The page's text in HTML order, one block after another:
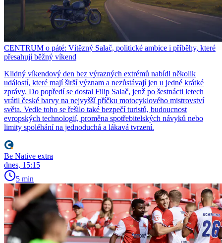
CENTRUM o páté: Vítězný Salač, politické ambice i příběhy, které
přesahují běžný víkend
Klidný víkendový den bez výrazných extrémů nabídl několik
událostí, které mají širší význam a nezůstávají jen u jedné krátké
zprávy. Do popředí se dostal Filip Salač, jenž po šestnácti letech
vrátil české barvy na nejvyšší příčku motocyklového mistrovství
světa. Vedle toho se řešilo také bezpečí turistů, budoucnost
evropských technologií, proměna spotřebitelských návyků nebo
limity spoléhání na jednoduchá a lákavá tvrzení.
Be Native extra
dnes, 15:15
5 min